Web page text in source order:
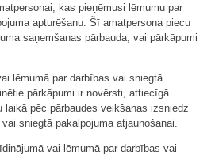
kas pieņēmusi lēmumu par
apturēšanu. Šī amatpersona piecu
saņemšanas pārbauda, vai pārkāpumi
lēmumā par darbības vai sniegtā
pārkāpumi ir novērsti, attiecīgā
laikā pēc pārbaudes veikšanas izsniedz
sniegtā pakalpojuma atjaunošanai.
vai lēmumā par darbības vai